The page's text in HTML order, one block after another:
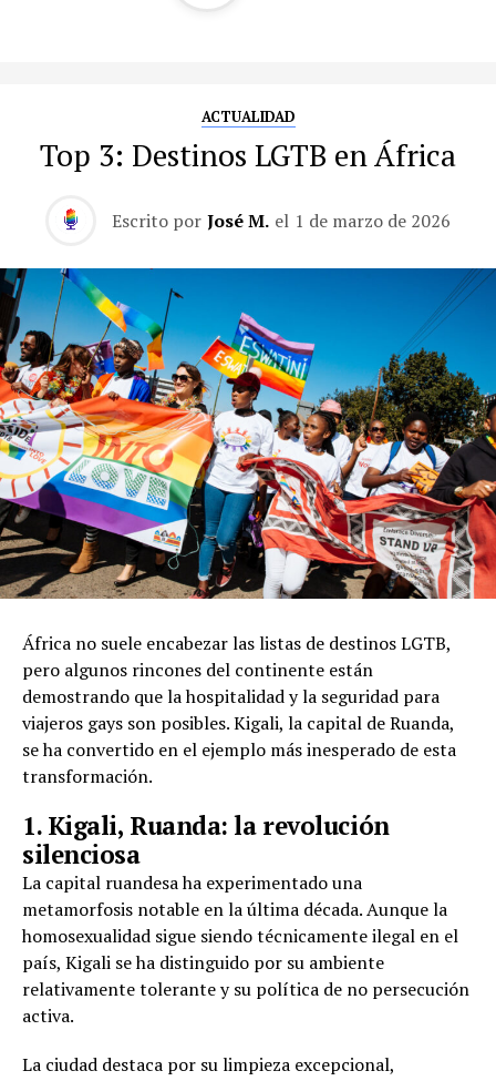
ACTUALIDAD
Top 3: Destinos LGTB en África
Escrito por José M. el 1 de marzo de 2026
África no suele encabezar las listas de destinos LGTB,
pero algunos rincones del continente están
demostrando que la hospitalidad y la seguridad para
viajeros gays son posibles. Kigali, la capital de Ruanda,
se ha convertido en el ejemplo más inesperado de esta
transformación.
1. Kigali, Ruanda: la revolución
silenciosa
La capital ruandesa ha experimentado una
metamorfosis notable en la última década. Aunque la
homosexualidad sigue siendo técnicamente ilegal en el
país, Kigali se ha distinguido por su ambiente
relativamente tolerante y su política de no persecución
activa.
La ciudad destaca por su limpieza excepcional,